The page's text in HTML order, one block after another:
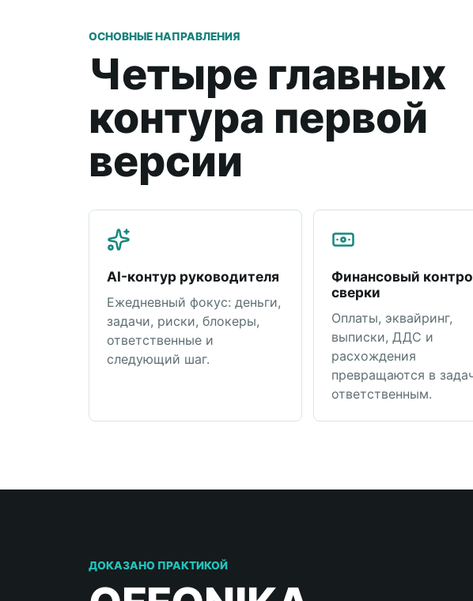
ОСНОВНЫЕ НАПРАВЛЕНИЯ
Четыре главных
контура первой
версии
AI-контур руководителя
Ежедневный фокус: деньги,
задачи, риски, блокеры,
ответственные и
следующий шаг.
Финансовый
сверки
Оплаты, эквайринг,
выписки, ДДС и
расхождения
превращаются в
ответственным.
ДОКАЗАНО ПРАКТИКОЙ